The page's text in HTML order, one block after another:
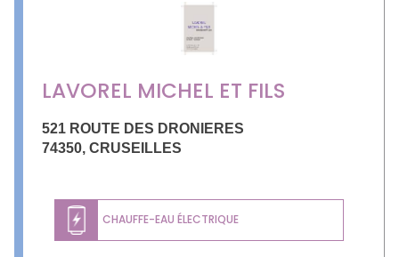
LAVOREL MICHEL ET FILS
521 ROUTE DES DRONIERES
74350, CRUSEILLES
CHAUFFE-EAU ÉLECTRIQUE